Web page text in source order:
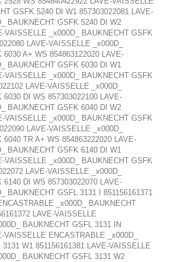
GSFK 5240 DI W1 857303022081 LAVE-
BAUKNECHT GSFK 5240 DI W2
VAISSELLE _x000D_ BAUKNECHT GSFK
LAVE-VAISSELLE _x000D_
6030 A+ WS 854863122020 LAVE-
BAUKNECHT GSFK 6030 DI W1
VAISSELLE _x000D_ BAUKNECHT GSFK
LAVE-VAISSELLE _x000D_
6030 DI WS 857303022100 LAVE-
BAUKNECHT GSFK 6040 DI W2
VAISSELLE _x000D_ BAUKNECHT GSFK
LAVE-VAISSELLE _x000D_
6040 TR A+ WS 854863222020 LAVE-
BAUKNECHT GSFK 6140 DI W1
VAISSELLE _x000D_ BAUKNECHT GSFK
LAVE-VAISSELLE _x000D_
6140 DI WS 857303022070 LAVE-
BAUKNECHT GSFL 3131 I 851156161371
_x000D_ BAUKNECHT
LAVE-VAISSELLE
BAUKNECHT GSFL 3131 IN
VAISSELLE ENCASTRABLE _x000D_
W1 851156161381 LAVE-VAISSELLE
BAUKNECHT GSFL 3131 W2